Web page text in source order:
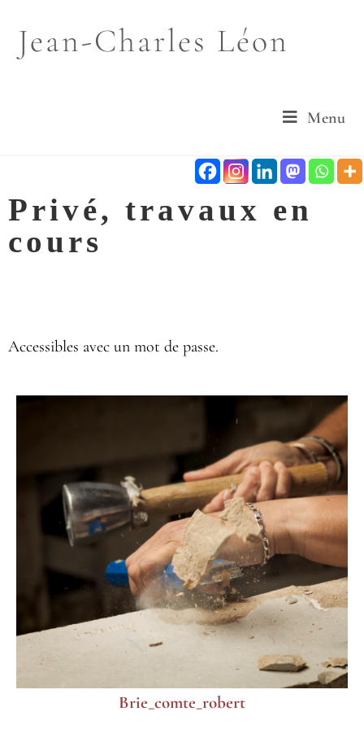
Jean-Charles Léon
Menu
Privé, travaux en
cours
Accessibles avec un mot de passe.
Brie_comte_robert